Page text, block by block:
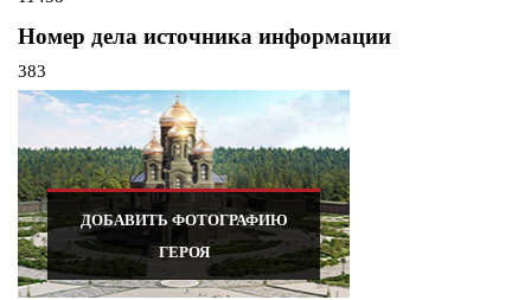
Номер дела источника информации
383
ДОБАВИТЬ ФОТОГРАФИЮ
ГЕРОЯ